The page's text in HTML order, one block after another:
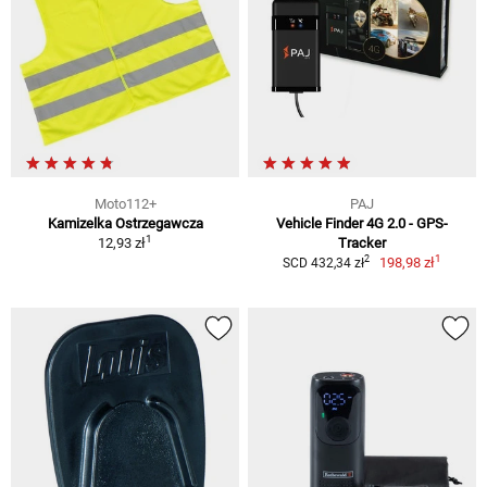
Moto112+
Kamizelka Ostrzegawcza
12,93 zł1
PAJ
Vehicle Finder 4G 2.0 - GPS-
Tracker
SCD 432,34 zł2 198,98 zł1